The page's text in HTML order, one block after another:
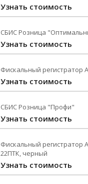
Узнать стоимость
СБИС Розница
Узнать стоимость
Фискальный регистратор
Узнать стоимость
СБИС Розница "Профи"
Узнать стоимость
Фискальный регистратор
22ПТК, черный
Узнать стоимость